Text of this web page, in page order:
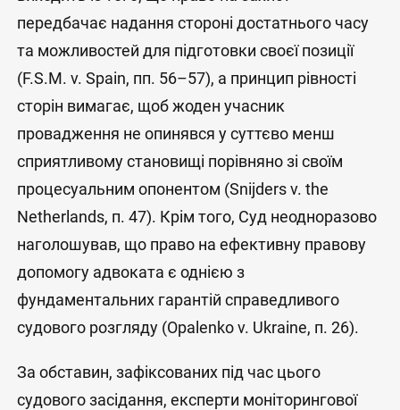
передбачає надання стороні достатнього часу
та можливостей для підготовки своєї позиції
(F.S.M. v. Spain, пп. 56–57), а принцип рівності
сторін вимагає, щоб жоден учасник
провадження не опинявся у суттєво менш
сприятливому становищі порівняно зі своїм
процесуальним опонентом (Snijders v. the
Netherlands, п. 47). Крім того, Суд неодноразово
наголошував, що право на ефективну правову
допомогу адвоката є однією з
фундаментальних гарантій справедливого
судового розгляду (Opalenko v. Ukraine, п. 26).
За обставин, зафіксованих під час цього
судового засідання, експерти моніторингової